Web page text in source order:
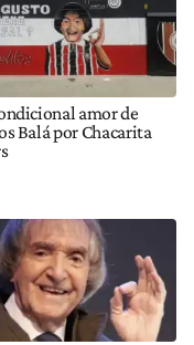
amor de
Balá por Chacarita